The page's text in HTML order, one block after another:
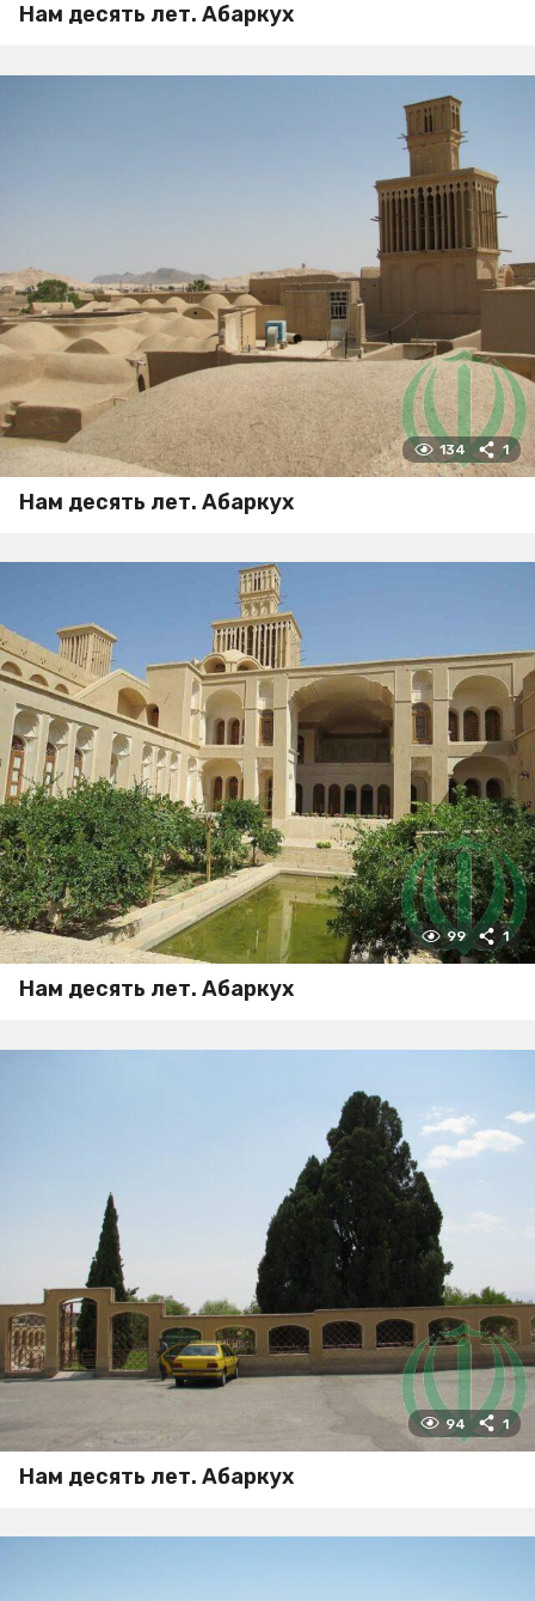
Нам десять лет. Абаркух
134 1
Нам десять лет. Абаркух
99 1
Нам десять лет. Абаркух
94 1
Нам десять лет. Абаркух